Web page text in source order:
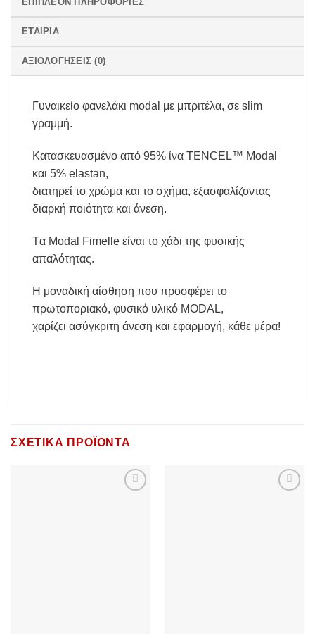
ΕΤΑΙΡΊΑ
ΑΞΙΟΛΟΓΉΣΕΙΣ (0)
Γυναικείο φανελάκι modal με μπριτέλα, σε slim
γραμμή.
Κατασκευασμένο από 95% ίνα TENCEL™ Modal
και 5% elastan,
διατηρεί το χρώμα και το σχήμα, εξασφαλίζοντας
διαρκή ποιότητα και άνεση.
Tα Modal Fimelle είναι το χάδι της φυσικής
απαλότητας.
Η μοναδική αίσθηση που προσφέρει το
πρωτοποριακό, φυσικό υλικό MODAL,
χαρίζει ασύγκριτη άνεση και εφαρμογή, κάθε μέρα!
ΣΧΕΤΙΚΆ ΠΡΟΪΌΝΤΑ